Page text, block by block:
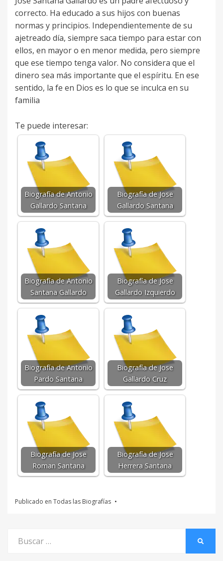
correcto. Ha educado a sus hijos con buenas
normas y principios. Independientemente de su
ajetreado día, siempre saca tiempo para estar con
ellos, en mayor o en menor medida, pero siempre
que ese tiempo tenga valor. No considera que el
dinero sea más importante que el espíritu. En ese
sentido, la fe en Dios es lo que se inculca en su
familia
Te puede interesar:
Biografía de Antonio
Gallardo Santana
Biografía de Jose
Gallardo Santana
Biografía de Antonio
Santana Gallardo
Biografía de Jose
Gallardo Izquierdo
Biografía de Antonio
Pardo Santana
Biografía de Jose
Gallardo Cruz
Biografía de Jose
Roman Santana
Biografía de Jose
Herrera Santana
Publicado en Todas las Biografías
por: